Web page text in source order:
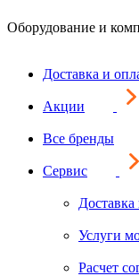
Оборудование и
Доставка и
Акции
Все бренды
Сервис
Доставка
Услуги
Расчет